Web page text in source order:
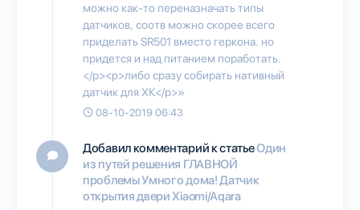
можно как-то переназначать типы
датчиков, соотв можно скорее всего
приделать SR501 вместо геркона. но
придется и над питанием поработать.
</p><p>либо сразу собирать нативный
датчик для ХК</p>»
08-10-2019 06:43
Добавил комментарий к статьеОдин
из путей решения ГЛАВНОЙ
проблемы Умного дома! Датчик
открытия двери Xiaomi/Aqara